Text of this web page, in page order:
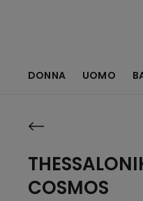
DONNA UOMO
COSMOS